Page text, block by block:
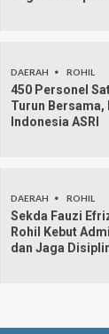
DAERAH ROHIL
450 Personel
Turun Bersama,
Indonesia ASRI
DAERAH ROHIL
Sekda Fauzi
Rohil Kebut
dan Jaga